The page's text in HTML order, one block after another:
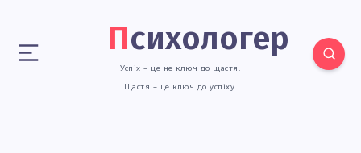
Психологер
Успіх – це не ключ до щастя.
Щастя – це ключ до успіху.